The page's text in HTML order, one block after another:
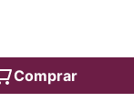
Comprar